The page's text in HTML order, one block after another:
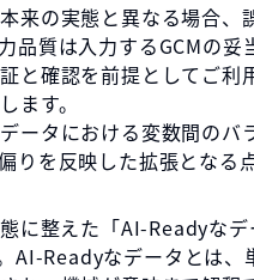
来の実態と異なる場合、
品質は入力するGCMの妥
と確認を前提としてご利
ます。
ータにおける変数間のバ
りを反映した拡張となる
に整えた「AI-Readyな
AI-Readyなデータとは、